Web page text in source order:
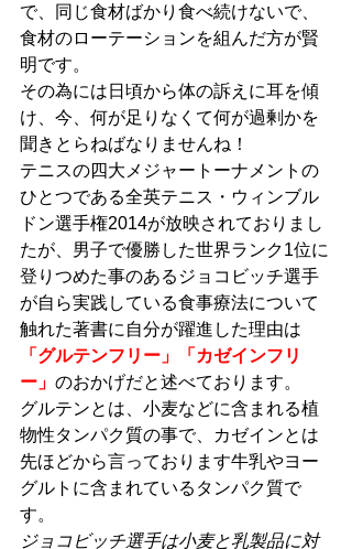
で、同じ食材ばかり食べ続けないで、
食材のローテーションを組んだ方が賢
明です。
その為には日頃から体の訴えに耳を傾
け、今、何が足りなくて何が過剰かを
聞きとらねばなりませんね！
テニスの四大メジャートーナメントの
ひとつである全英テニス・ウィンブル
ドン選手権2014が放映されておりまし
たが、男子で優勝した世界ランク1位に
登りつめた事のあるジョコビッチ選手
が自ら実践している食事療法について
触れた著書に自分が躍進した理由は
「グルテンフリー」「カゼインフリ
ー」 のおかげだと述べております。
グルテンとは、小麦などに含まれる植
物性タンパク質の事で、カゼインとは
先ほどから言っております牛乳やヨー
グルトに含まれているタンパク質で
す。
ジョコビッチ選手は小麦と乳製品に対